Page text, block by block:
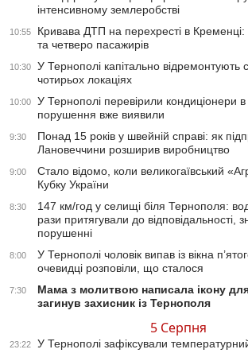
інтенсивному землеробстві
10:55
Кривава ДТП на перехресті в Кременці:
та четверо пасажирів
10:30
У Тернополі капітально відремонтують
чотирьох локаціях
10:00
У Тернополі перевірили кондиціонери в
порушення вже виявили
9:30
Понад 15 років у швейній справі: як
Лановеччини розширив виробництво
9:00
Стало відомо, коли великогаївський
Кубку України
8:30
147 км/год у селищі біля Тернополя:
рази притягували до відповідальності,
порушенні
8:00
У Тернополі чоловік випав із вікна
очевидці розповіли, що сталося
7:30
Мама з молитвою написала ікону
загинув захисник із Тернополя
5 Серпня
23:22 У Тернополі зафіксували